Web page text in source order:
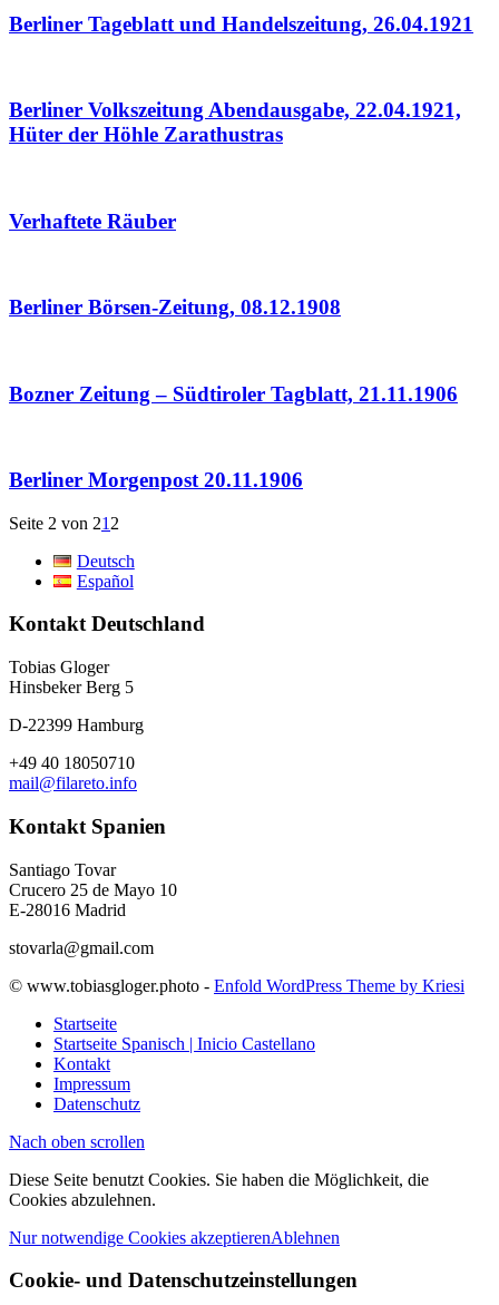
Berliner Tageblatt und Handelszeitung, 26.04.1921
Berliner Volkszeitung Abendausgabe, 22.04.1921,
Hüter der Höhle Zarathustras
Verhaftete Räuber
Berliner Börsen-Zeitung, 08.12.1908
Bozner Zeitung – Südtiroler Tagblatt, 21.11.1906
Berliner Morgenpost 20.11.1906
Seite 2 von 21 2
Deutsch
Español
Kontakt Deutschland
Tobias Gloger
Hinsbeker Berg 5
D-22399 Hamburg
+49 40 18050710
mail@filareto.info
Kontakt Spanien
Santiago Tovar
Crucero 25 de Mayo 10
E-28016 Madrid
stovarla@gmail.com
© www.tobiasgloger.photo - Enfold WordPress Theme by Kriesi
Startseite
Startseite Spanisch | Inicio Castellano
Kontakt
Impressum
Datenschutz
Nach oben scrollen
Diese Seite benutzt Cookies. Sie haben die Möglichkeit, die
Cookies abzulehnen.
Nur notwendige Cookies akzeptierenAblehnen
Cookie- und Datenschutzeinstellungen